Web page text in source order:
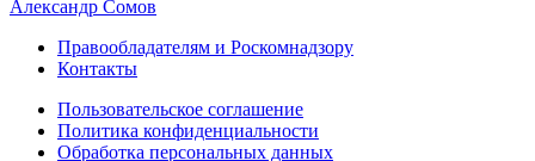
Александр Сомов
Правообладателям и Роскомнадзору
Контакты
Пользовательское соглашение
Политика конфиденциальности
Обработка персональных данных